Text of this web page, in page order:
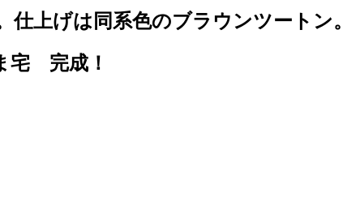
仕上げは同系色のブラウンツートン。
宅 完成！